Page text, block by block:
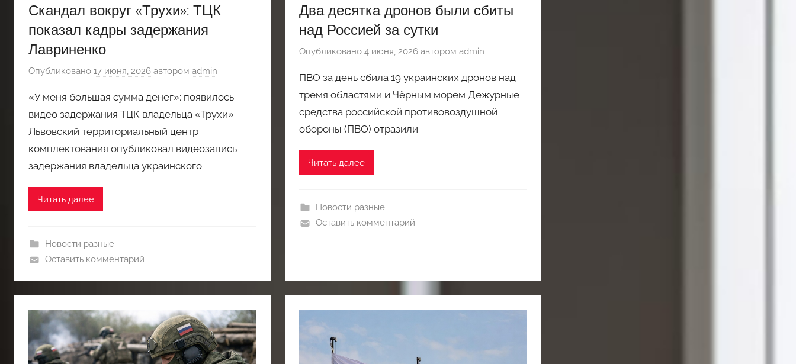
Скандал вокруг «Трухи»: ТЦК
показал кадры задержания
Лавриненко
Опубликовано 17 июня, 2026 автором admin
«У меня большая сумма денег»: появилось
видео задержания ТЦК владельца «Трухи»
Львовский территориальный центр
комплектования опубликовал видеозапись
задержания владельца украинского
Читать далее
Новости разные
Оставить комментарий
Два десятка дронов были сбиты
над Россией за сутки
Опубликовано4 июня, 2026 авторомadmin
ПВО за день сбила 19 украинских дронов над
тремя областями и Чёрным морем Дежурные
средства российской противовоздушной
обороны (ПВО) отразили
Читать далее
Новости разные
Оставить комментарий